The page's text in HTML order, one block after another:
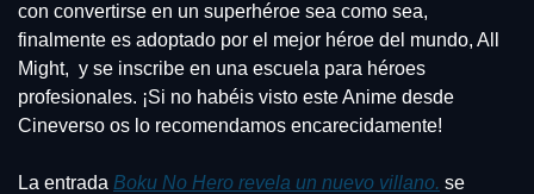
con convertirse en un superhéroe sea como sea,
finalmente es adoptado por el mejor héroe del mundo, All
Might,  y se inscribe en una escuela para héroes
profesionales. ¡Si no habéis visto este Anime desde
Cineverso os lo recomendamos encarecidamente!
La entrada Boku No Hero revela un nuevo villano. se